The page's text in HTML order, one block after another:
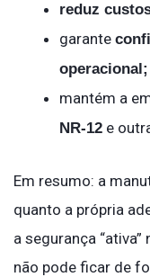
reduz
garante
operacional;
mantém a
NR-12 e
Em resumo: a
quanto a própria
a segurança
não pode ficar de